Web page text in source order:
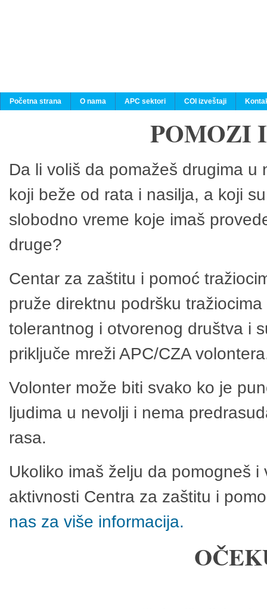
Početna strana O nama APC sektori COI izveštaji
POMOZI
Da li voliš da pomažeš drugima
koji beže od rata i nasilja, a koji
slobodno vreme koje imaš
druge?
Centar za zaštitu i pomoć
pruže direktnu podršku
tolerantnog i otvorenog društva i
priključe mreži APC/CZA
Volonter može biti svako ko je
ljudima u nevolji i nema
rasa.
Ukoliko imaš želju da pomogneš
aktivnosti Centra za zaštitu i
nas za više informacija.